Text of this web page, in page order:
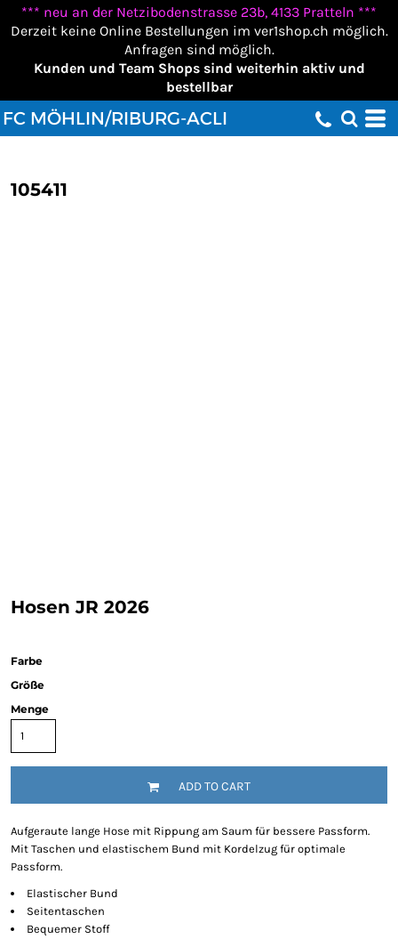
*** neu an der Netzibodenstrasse 23b, 4133 Pratteln ***
Derzeit keine Online Bestellungen im ver1shop.ch möglich.
Anfragen sind möglich.
Kunden und Team Shops sind weiterhin aktiv und
bestellbar
FC MÖHLIN/RIBURG-ACLI
105411
Hosen JR 2026
Farbe
Größe
Menge
ADD TO CART
Aufgeraute lange Hose mit Rippung am Saum für bessere Passform.
Mit Taschen und elastischem Bund mit Kordelzug für optimale
Passform.
Elastischer Bund
Seitentaschen
Bequemer Stoff